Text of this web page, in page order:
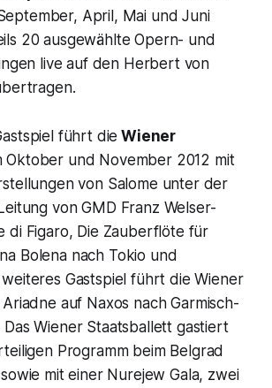
April, Mai und Juni
20 ausgewählte Opern- und
live auf den Herbert von
führt die Wiener
Oktober und November 2012 mit
von Salome unter der
von GMD Franz Welser-
di Figaro, Die Zauberflöte für
Bolena nach Tokio und
weiteres Gastspiel führt die Wiener
auf Naxos nach Garmisch-
Wiener Staatsballett gastiert
Programm beim Belgrad
mit einer Nurejew Gala, zwei